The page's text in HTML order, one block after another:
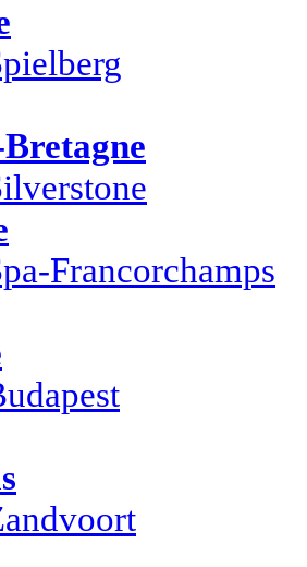
Francorchamps